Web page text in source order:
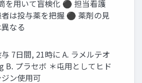
を用いて盲検化 ⚫ 担当看護
は投与薬を把握 ⚫ 薬剤の見
なる
7日間, 21時に A. ラメルテオ
B. プラセボ ＊屯用としてヒド
ン使用可